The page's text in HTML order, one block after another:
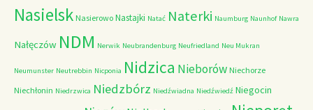
Nasielsk Nasierowo Nastajki Natać Naterki Naumburg Naunhof Nawra
Nałęczów NDM Nerwik Neubrandenburg Neufriedland Neu Mukran
Neumunster Neutrebbin Nicponia Nidzica Nieborów Niechorze
Niechłonin Niedrzwica Niedzbórz Niedźwiadna Niedźwiedź Niegocin